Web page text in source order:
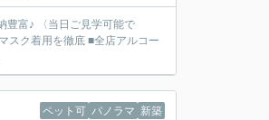
豊富♪ 〈当日ご見学可能で
スク着用を徹底 ■全店アルコー
ペット可 パノラマ 新築